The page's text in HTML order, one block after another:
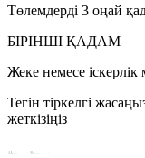
Төлемдерді 3 оңай
БІРІНШІ ҚАДАМ
Жеке немесе іскерлік
Тегін тіркелгі
жеткізіңіз